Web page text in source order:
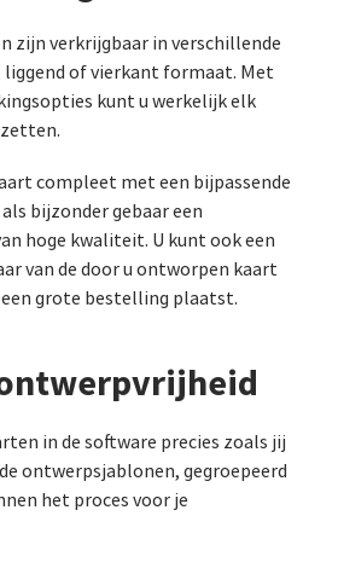
zijn verkrijgbaar in verschillende
of vierkant formaat. Met
kunt u werkelijk elk
compleet met een bijpassende
bijzonder gebaar een
hoge kwaliteit. U kunt ook een
van de door u ontworpen kaart
grote bestelling plaatst.
in de software precies zoals jij
ontwerpsjablonen, gegroepeerd
het proces voor je